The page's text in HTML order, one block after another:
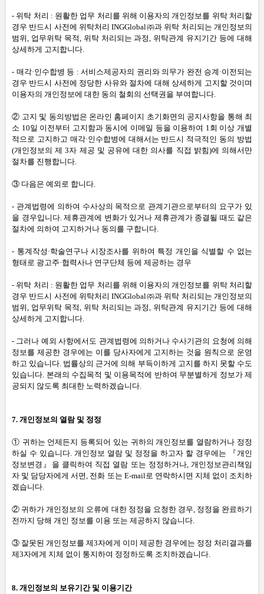
- 위탁 처리 : 원활한 업무 처리를 위해 이용자의 개인정보를 위탁 처리할
경우 반드시 사전에 위탁처리 INGGlobal㈜과 위탁 처리되는 개인정보의
범위, 업무위탁 목적, 위탁 처리되는 과정, 위탁관계 유지기간 등에 대해
상세하게 고지합니다.
- 매각·인수합병 등 : 서비스제공자의 권리와 의무가 완전 승계·이전되는
경우 반드시 사전에 정당한 사유와 절차에 대해 상세하게 고지할 것이며
이용자의 개인정보에 대한 동의 철회의 선택권을 부여합니다.
② 고지 및 동의방법은 온라인 홈페이지 초기화면의 공지사항을 통해 최
소 10일 이전부터 고지함과 동시에 이메일 등을 이용하여 1회 이상 개별
적으로 고지하고 매각·인수합병에 대해서는 반드시 적극적인 동의 방법
(개인정보의 제 3자 제공 및 공유에 대한 의사를 직접 밝힘)에 의해서만
절차를 진행합니다.
③ 다음은 예외로 합니다.
- 관계법령에 의하여 수사상의 목적으로 관계기관으로부터의 요구가 있
을 경우입니다. 제휴관계에 변화가 있거나 제휴관계가 종결될 때도 같은
절차에 의하여 고지하거나 동의를 구합니다.
- 통계작성·학술연구나 시장조사를 위하여 특정 개인을 식별할 수 없는
형태로 광고주·협력사나 연구단체 등에 제공하는 경우
- 위탁 처리 : 원활한 업무 처리를 위해 이용자의 개인정보를 위탁 처리할
경우 반드시 사전에 위탁처리 INGGlobal㈜과 위탁 처리되는 개인정보의
범위, 업무위탁 목적, 위탁 처리되는 과정, 위탁관계 유지기간 등에 대해
상세하게 고지합니다.
- 그러나 예외 사항에서도 관계법령에 의하거나 수사기관의 요청에 의해
정보를 제공한 경우에는 이를 당사자에게 고지하는 것을 원칙으로 운영
하고 있습니다. 법률상의 근거에 의해 부득이하게 고지를 하지 못할 수도
있습니다. 본래의 수집목적 및 이용목적에 반하여 무분별하게 정보가 제
공되지 않도록 최대한 노력하겠습니다.
7. 개인정보의 열람 및 정정
① 귀하는 언제든지 등록되어 있는 귀하의 개인정보를 열람하거나 정정
하실 수 있습니다. 개인정보 열람 및 정정을 하고자 할 경우에는 『개인
정보변경』을 클릭하여 직접 열람 또는 정정하거나, 개인정보관리책임
자 및 담당자에게 서면, 전화 또는 E-mail로 연락하시면 지체 없이 조치하
겠습니다.
② 귀하가 개인정보의 오류에 대한 정정을 요청한 경우, 정정을 완료하기
전까지 당해 개인 정보를 이용 또는 제공하지 않습니다.
③ 잘못된 개인정보를 제3자에게 이미 제공한 경우에는 정정 처리결과를
제3자에게 지체 없이 통지하여 정정하도록 조치하겠습니다.
8. 개인정보의 보유기간 및 이용기간